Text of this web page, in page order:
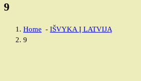
9
Home - IŠVYKA Į LATVIJĄ
9